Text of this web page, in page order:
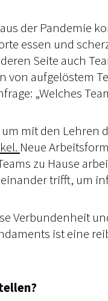
der Pandemie
essen und
Seite auch
aufgelöstem
„Welches
mit den
Neue
zu Hause
trifft, um
Verbundenheit
ist eine